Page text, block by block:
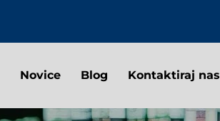
Novice Blog Kontaktiraj nas